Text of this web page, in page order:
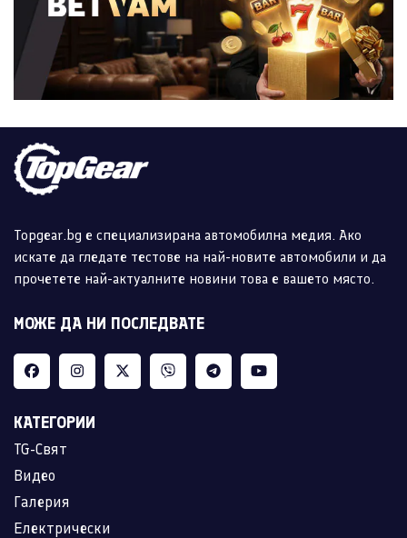
Topgear.bg е специализирана автомобилна медия. Ако
искате да гледате тестове на най-новите автомобили и да
прочетете най-актуалните новини това е вашето място.
МОЖЕ ДА НИ ПОСЛЕДВАТЕ
КАТЕГОРИИ
TG-Свят
Видео
Галерия
Електрически